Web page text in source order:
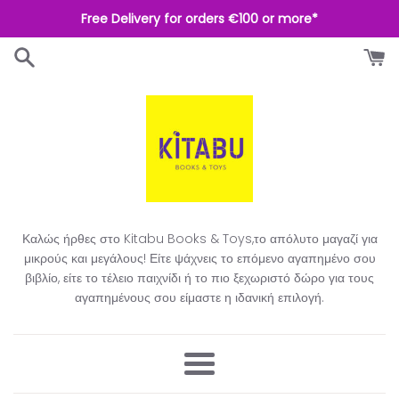
στο
περιεχόμενο
Free Delivery for orders €100 or more*
Καλώς ήρθες στο Kitabu Books & Toys,το απόλυτο μαγαζί για
μικρούς και μεγάλους! Είτε ψάχνεις το επόμενο αγαπημένο σου
βιβλίο, είτε το τέλειο παιχνίδι ή το πιο ξεχωριστό δώρο για τους
αγαπημένους σου είμαστε η ιδανική επιλογή.​
Μενού